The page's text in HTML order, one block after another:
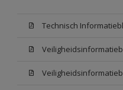
Technisch